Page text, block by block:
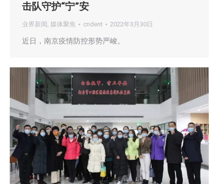
击队守护“宁”安
业界新闻 , 媒体聚焦 cndent 2022年3月30日
近日，南京疫情防控形势严峻。